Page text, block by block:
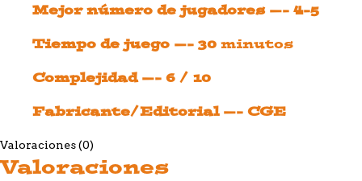
Mejor número de jugadores —- 4-5
Tiempo de juego —- 30 minutos
Complejidad —- 6 / 10
Fabricante/Editorial —- CGE
Valoraciones (0)
Valoraciones